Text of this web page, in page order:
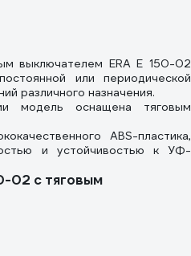
выключателем ERA E 150-02
или периодической
различного назначения.
модель оснащена тяговым
ABS-пластика,
и устойчивостью к УФ-
02 с тяговым